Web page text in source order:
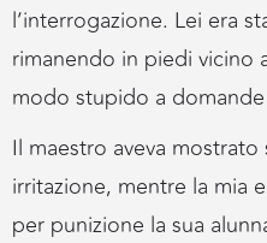
l’interrogazione. Lei era
rimanendo in piedi vicino
modo stupido a
Il maestro aveva
irritazione, mentre la mia
per punizione la sua